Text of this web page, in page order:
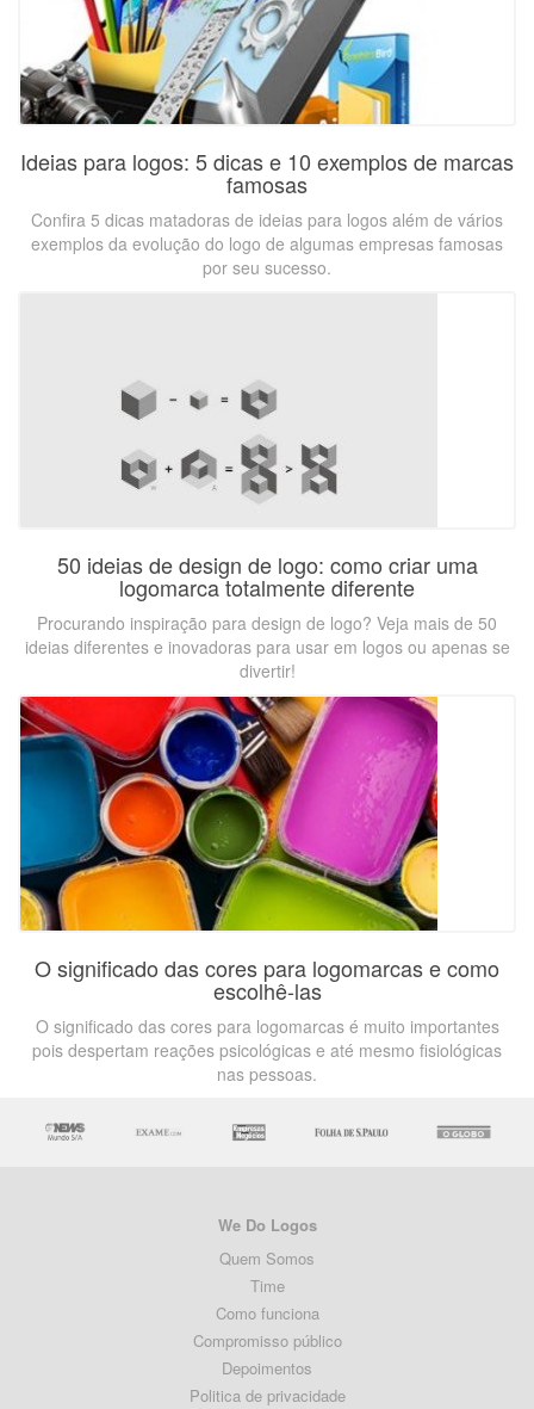
Ideias para logos: 5 dicas e 10 exemplos de marcas
famosas
Confira 5 dicas matadoras de ideias para logos além de vários
exemplos da evolução do logo de algumas empresas famosas
por seu sucesso.
50 ideias de design de logo: como criar uma
logomarca totalmente diferente
Procurando inspiração para design de logo? Veja mais de 50
ideias diferentes e inovadoras para usar em logos ou apenas se
divertir!
O significado das cores para logomarcas e como
escolhê-las
O significado das cores para logomarcas é muito importantes
pois despertam reações psicológicas e até mesmo fisiológicas
nas pessoas.
We Do Logos
Quem Somos
Time
Como funciona
Compromisso público
Depoimentos
Politica de privacidade